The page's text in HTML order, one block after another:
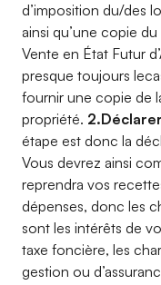
d’imposition du/des
ainsi qu’une copie du
Vente en État Futur
presque toujours
fournir une copie de
propriété.
étape est donc la
Vous devrez ainsi
reprendra vos
dépenses, donc les
sont les intérêts de
taxe foncière, les
gestion ou